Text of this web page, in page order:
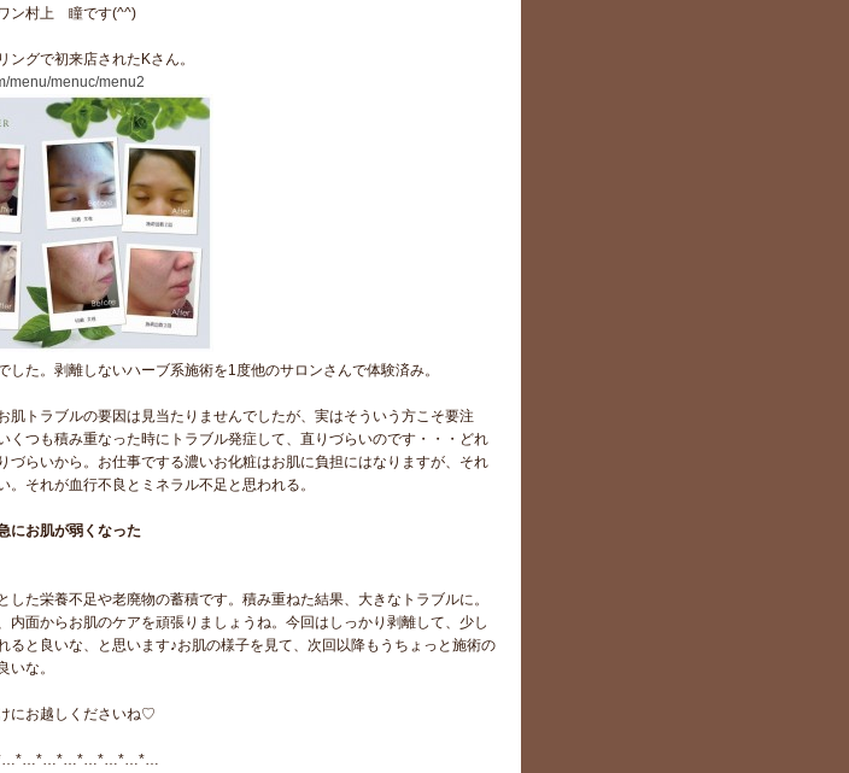
ン村上 瞳です(^^)
ングで初来店されたKさん。
menu/menuc/menu2
した。剥離しないハーブ系施術を1度他のサロンさんで体験済み。
肌トラブルの要因は見当たりませんでしたが、実はそういう方こそ要注
くつも積み重なった時にトラブル発症して、直りづらいのです・・・どれ
づらいから。お仕事でする濃いお化粧はお肌に負担にはなりますが、それ
。それが血行不良とミネラル不足と思われる。
にお肌が弱くなった
した栄養不足や老廃物の蓄積です。積み重ねた結果、大きなトラブルに。
内面からお肌のケアを頑張りましょうね。今回はしっかり剥離して、少し
ると良いな、と思います♪お肌の様子を見て、次回以降もうちょっと施術の
いな。
にお越しくださいね♡